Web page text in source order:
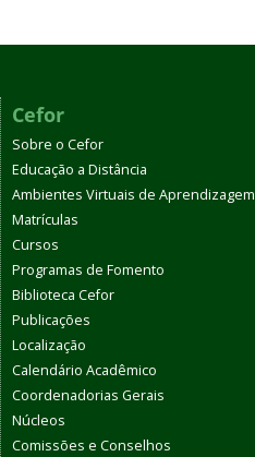
Cefor
Sobre o Cefor
Educação a Distância
Ambientes Virtuais de Aprendizagem
Matrículas
Cursos
Programas de Fomento
Biblioteca Cefor
Publicações
Localização
Calendário Acadêmico
Coordenadorias Gerais
Núcleos
Comissões e Conselhos